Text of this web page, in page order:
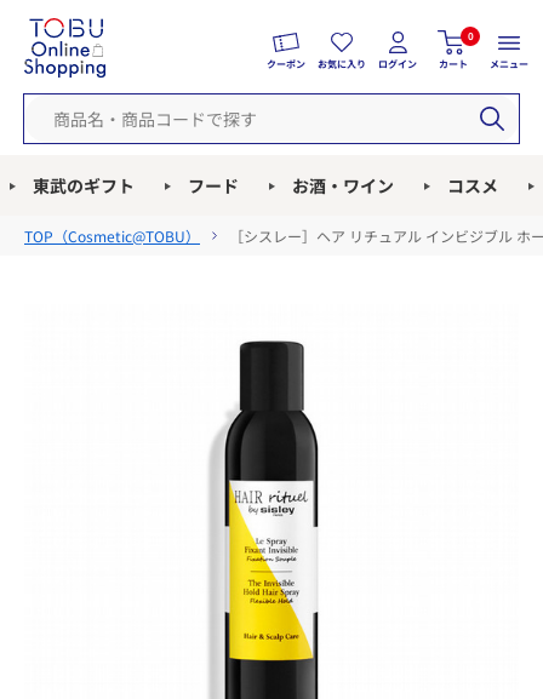
クーポン お気に入り ログイン
0
カート メニュー
東武のギフト フード お酒・ワイン コスメ
TOP（Cosmetic@TOBU） ［シスレー］ヘア リチュアル インビジブル ホ